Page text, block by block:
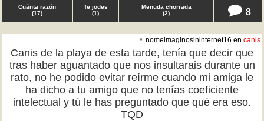
Cuánta razón
(17)
Te jodes
(1)
Menuda chorrada
(2) 8
♀ nomeimaginosininternet16 en canis
Canis de la playa de esta tarde, tenía que decir que
tras haber aguantado que nos insultarais durante un
rato, no he podido evitar reírme cuando mi amiga le
ha dicho a tu amigo que no tenías coeficiente
intelectual y tú le has preguntado que qué era eso.
TQD